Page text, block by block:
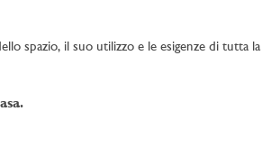
spazio, il suo utilizzo e le esigenze di tutta la